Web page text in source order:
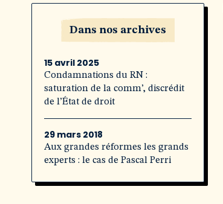
Dans nos archives
15 avril 2025
Condamnations du RN :
saturation de la comm’, discrédit
de l’État de droit
29 mars 2018
Aux grandes réformes les grands
experts : le cas de Pascal Perri